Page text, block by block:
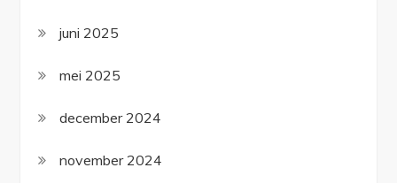
juni 2025
mei 2025
december 2024
november 2024